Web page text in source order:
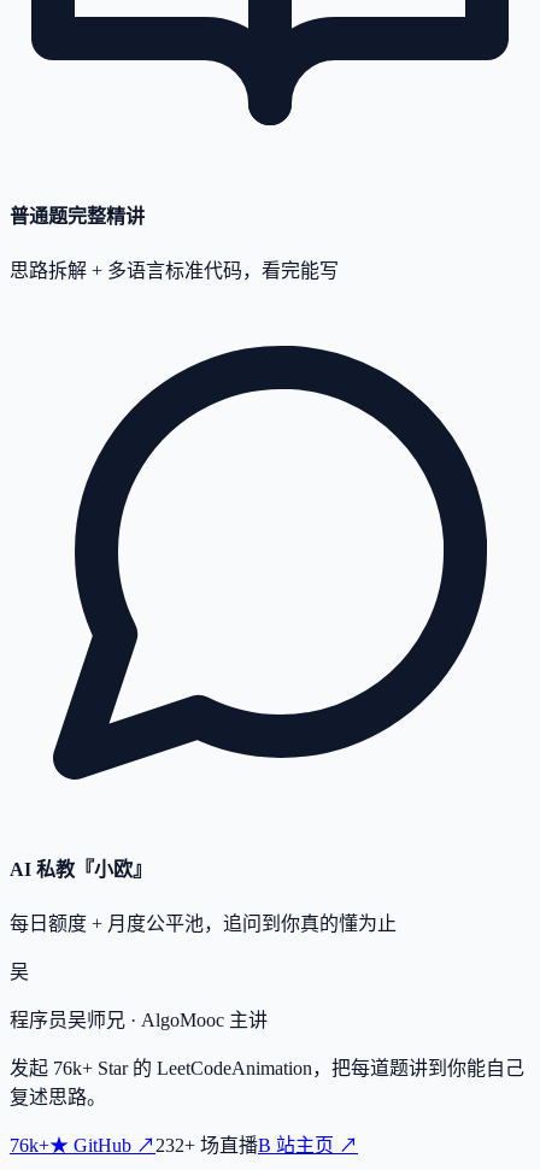
普通题完整精讲
思路拆解 + 多语言标准代码，看完能写
AI 私教『小欧』
每日额度 + 月度公平池，追问到你真的懂为止
吴
程序员吴师兄 · AlgoMooc 主讲
发起 76k+ Star 的 LeetCodeAnimation，把每道题讲到你能自己
复述思路。
76k+★ GitHub ↗232+ 场直播B 站主页 ↗